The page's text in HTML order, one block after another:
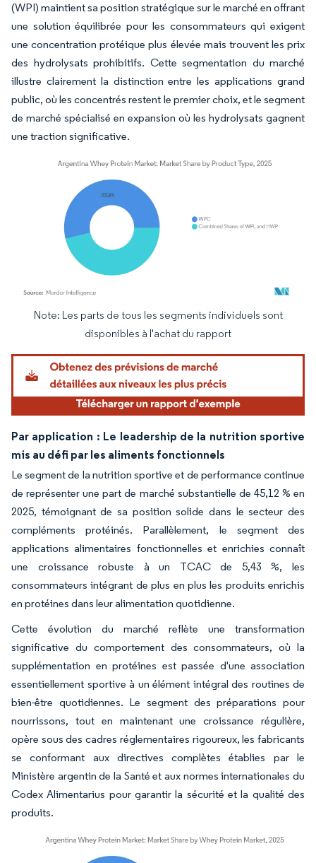
(WPI) maintient sa position stratégique sur le marché en offrant
une solution équilibrée pour les consommateurs qui exigent
une concentration protéique plus élevée mais trouvent les prix
des hydrolysats prohibitifs. Cette segmentation du marché
illustre clairement la distinction entre les applications grand
public, où les concentrés restent le premier choix, et le segment
de marché spécialisé en expansion où les hydrolysats gagnent
une traction significative.
Image © Mordor Intelligence. La réutilisation nécessite une attribution sous CC BY
Note: Les parts de tous les segments individuels sont
disponibles à l'achat du rapport
Par application : Le leadership de la nutrition sportive
mis au défi par les aliments fonctionnels
Le segment de la nutrition sportive et de performance continue
de représenter une part de marché substantielle de 45,12 % en
2025, témoignant de sa position solide dans le secteur des
compléments protéinés. Parallèlement, le segment des
applications alimentaires fonctionnelles et enrichies connaît
une croissance robuste à un TCAC de 5,43 %, les
consommateurs intégrant de plus en plus les produits enrichis
en protéines dans leur alimentation quotidienne.
Cette évolution du marché reflète une transformation
significative du comportement des consommateurs, où la
supplémentation en protéines est passée d'une association
essentiellement sportive à un élément intégral des routines de
bien-être quotidiennes. Le segment des préparations pour
nourrissons, tout en maintenant une croissance régulière,
opère sous des cadres réglementaires rigoureux, les fabricants
se conformant aux directives complètes établies par le
Ministère argentin de la Santé et aux normes internationales du
Codex Alimentarius pour garantir la sécurité et la qualité des
produits.